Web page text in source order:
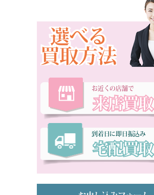
選べる
買取方法
お近くの店舗で
来店買取
到着日に即日振込み
宅配買取